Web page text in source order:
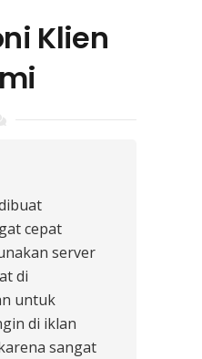
Klien
cepat
server
di
untuk
di iklan
sangat